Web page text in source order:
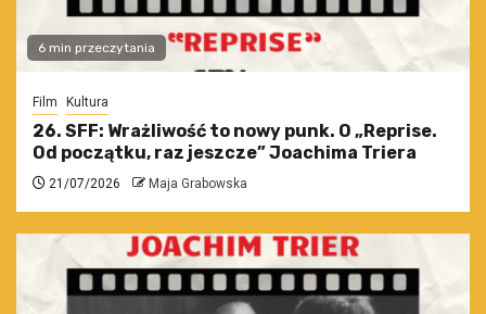
6 min przeczytania
Film Kultura
26. SFF: Wrażliwość to nowy punk. O „Reprise.
Od początku, raz jeszcze” Joachima Triera
21/07/2026 Maja Grabowska